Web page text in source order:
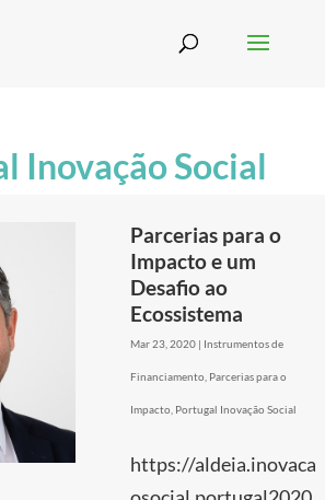
Inovação Social
Parcerias para o
Impacto e um
Desafio ao
Ecossistema
Mar 23, 2020 | Instrumentos de
Financiamento Parcerias para o
Impacto Portugal Inovação Social
https://aldeia.inovaca